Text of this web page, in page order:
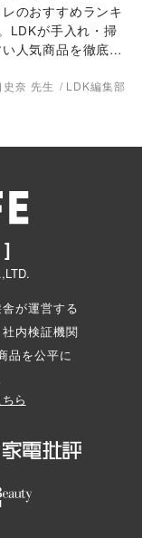
のおすすめランキ
LDKが手入れ・掃
人気商品を徹底比
史奈 先生 LDK編集部
が運営する
社内検証機関
品を公平に
ら